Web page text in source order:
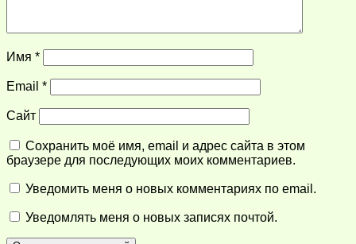
Имя *
Email *
Сайт
Сохранить моё имя, email и адрес сайта в этом
браузере для последующих моих комментариев.
Уведомить меня о новых комментариях по email.
Уведомлять меня о новых записях почтой.